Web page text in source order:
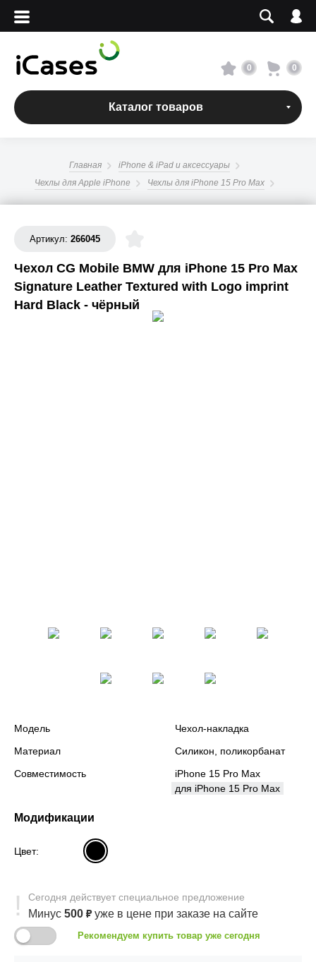
Вход
Сервисный центр
О магазине
Адреса магазинов
+7 495 960-31-54
+7 800 500-31-47
0 0
Каталог товаров
Главная
iPhone & iPad и аксессуары
Чехлы для Apple iPhone
Чехлы для iPhone 15 Pro Max
Артикул: 266045
Чехол CG Mobile BMW для iPhone 15 Pro Max
Signature Leather Textured with Logo imprint
Hard Black - чёрный
Модель
Чехол-накладка
Материал
Силикон, поликорбанат
Совместимость
iPhone 15 Pro Max
для iPhone 15 Pro Max
Модификации
Цвет:
Сегодня действует специальное предложение
Минус 500 ₽ уже в цене при заказе на сайте
Рекомендуем купить товар уже сегодня